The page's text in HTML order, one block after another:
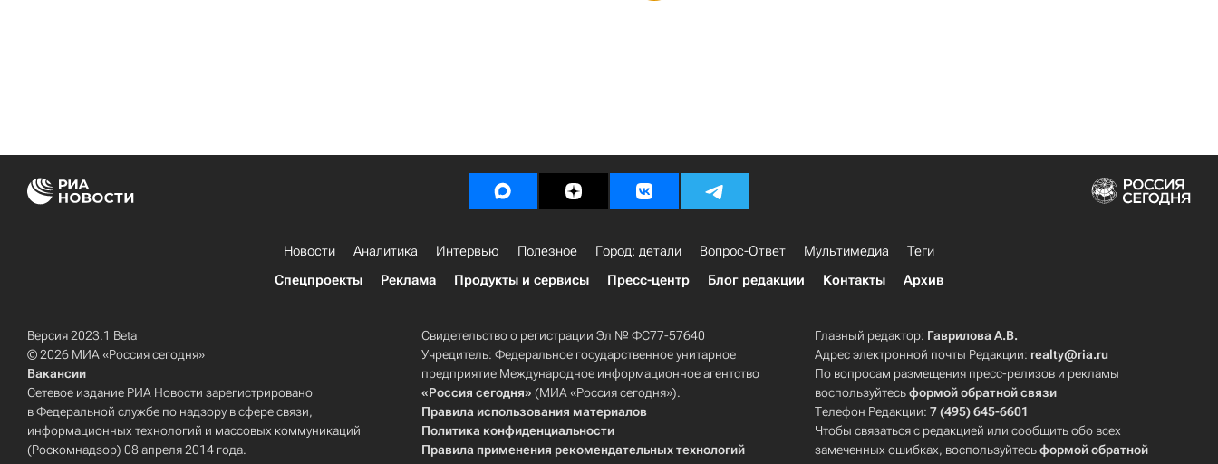
Новости Аналитика Интервью Полезное Город: детали Вопрос-Ответ Мультимедиа
Теги
Спецпроекты
Реклама Продукты и сервисы Пресс-центр Блог редакции Контакты Архив
Версия 2023.1 Beta
© 2026 МИА «Россия сегодня»
Вакансии
Сетевое издание РИА Новости зарегистрировано
в Федеральной службе по надзору в сфере связи,
информационных технологий и массовых коммуникаций
(Роскомнадзор) 08 апреля 2014 года.
Свидетельство о регистрации Эл № ФС77-57640
Учредитель: Федеральное государственное унитарное
предприятие Международное информационное агентство
«Россия сегодня» (МИА «Россия сегодня»).
Правила использования материалов
Политика конфиденциальности
Правила применения рекомендательных технологий
Главный редактор: Гаврилова А.В.
Адрес электронной почты Редакции: realty@ria.ru
По вопросам размещения пресс-релизов и рекламы
воспользуйтесьформой обратной связи
Телефон Редакции:7 (495) 645-6601
Чтобы связаться с редакцией или сообщить обо всех
замеченных ошибках, воспользуйтесьформой обратной